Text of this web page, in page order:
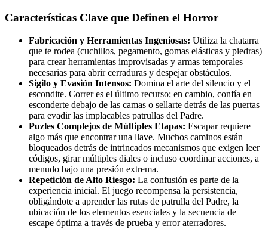
Características Clave que Definen el Horror
Fabricación y Herramientas Ingeniosas: Utiliza la chatarra
que te rodea (cuchillos, pegamento, gomas elásticas y piedras)
para crear herramientas improvisadas y armas temporales
necesarias para abrir cerraduras y despejar obstáculos.
Sigilo y Evasión Intensos: Domina el arte del silencio y el
escondite. Correr es el último recurso; en cambio, confía en
esconderte debajo de las camas o sellarte detrás de las puertas
para evadir las implacables patrullas del Padre.
Puzles Complejos de Múltiples Etapas: Escapar requiere
algo más que encontrar una llave. Muchos caminos están
bloqueados detrás de intrincados mecanismos que exigen leer
códigos, girar múltiples diales o incluso coordinar acciones, a
menudo bajo una presión extrema.
Repetición de Alto Riesgo: La confusión es parte de la
experiencia inicial. El juego recompensa la persistencia,
obligándote a aprender las rutas de patrulla del Padre, la
ubicación de los elementos esenciales y la secuencia de
escape óptima a través de prueba y error aterradores.